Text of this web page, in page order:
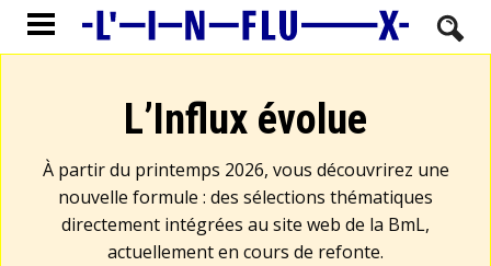
L’Influx évolue
À partir du printemps 2026, vous découvrirez une
nouvelle formule : des sélections thématiques
directement intégrées au site web de la BmL,
actuellement en cours de refonte.